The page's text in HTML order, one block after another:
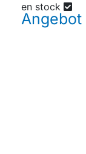
en stock
Angebot